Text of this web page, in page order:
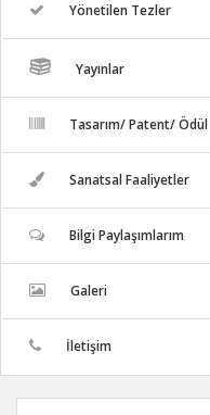
Yönetilen Tezler
Yayınlar
Tasarım/ Patent/ Ödül
Sanatsal Faaliyetler
Bilgi Paylaşımlarım
Galeri
İletişim